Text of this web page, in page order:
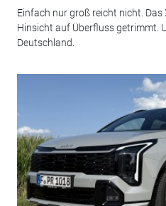
Einfach nur groß reicht nicht. Das
Hinsicht auf Überfluss getrimmt.
Deutschland.